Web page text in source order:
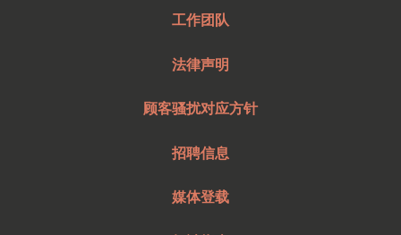
工作团队
法律声明
顾客骚扰对应方针
招聘信息
媒体登载